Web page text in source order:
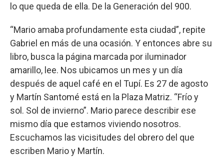
lo que queda de ella. De la Generación del 900.
“Mario amaba profundamente esta ciudad”, repite
Gabriel en más de una ocasión. Y entonces abre su
libro, busca la página marcada por iluminador
amarillo, lee. Nos ubicamos un mes y un día
después de aquel café en el Tupí. Es 27 de agosto
y Martín Santomé está en la Plaza Matriz. “Frío y
sol. Sol de invierno”. Mario parece describir ese
mismo día que estamos viviendo nosotros.
Escuchamos las vicisitudes del obrero del que
escriben Mario y Martín.